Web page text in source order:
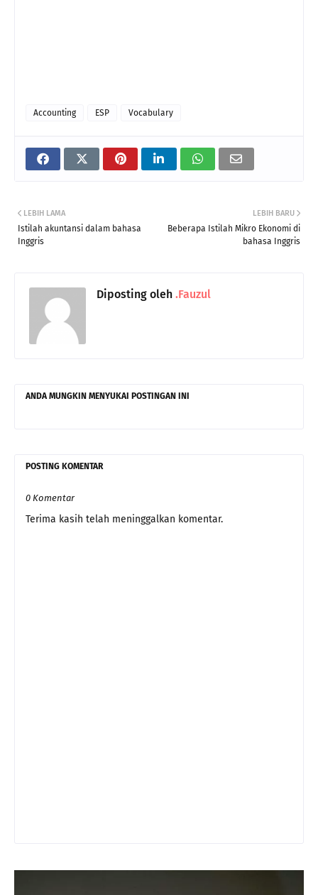
Accounting ESP Vocabulary
LEBIH BARU
Beberapa Istilah Mikro Ekonomi di
bahasa Inggris
LEBIH LAMA
Istilah akuntansi dalam bahasa
Inggris
Diposting oleh .Fauzul
ANDA MUNGKIN MENYUKAI POSTINGAN INI
POSTING KOMENTAR
0 Komentar
Terima kasih telah meninggalkan komentar.